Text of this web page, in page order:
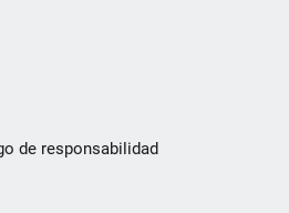
de responsabilidad